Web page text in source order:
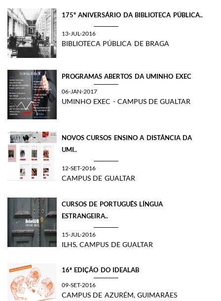
175º ANIVERSÁRIO DA BIBLIOTECA PÚBLICA..
13-JUL-2016
BIBLIOTECA PÚBLICA DE BRAGA
PROGRAMAS ABERTOS DA UMINHO EXEC
06-JAN-2017
UMINHO EXEC - CAMPUS DE GUALTAR
NOVOS CURSOS ENSINO A DISTÂNCIA DA
UMI..
12-SET-2016
CAMPUS DE GUALTAR
CURSOS DE PORTUGUÊS LÍNGUA
ESTRANGEIRA..
15-JUL-2016
ILHS, CAMPUS DE GUALTAR
16ª EDIÇÃO DO IDEALAB
09-SET-2016
CAMPUS DE AZURÉM, GUIMARÃES